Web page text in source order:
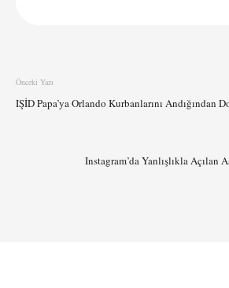
Önceki Yazı
IŞİD Papa’ya Orlando Kurbanlarını Andığından
Instagram’da Yanlışlıkla Açılan